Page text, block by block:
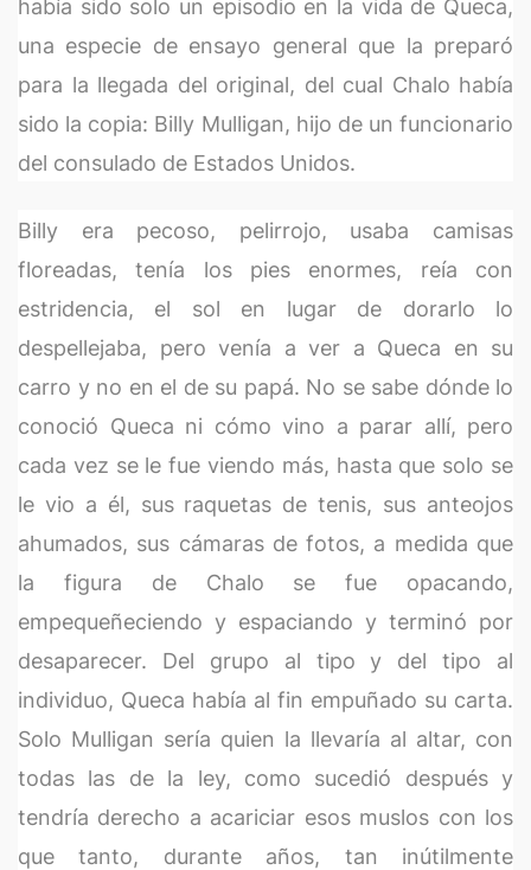
había sido solo un episodio en la vida de Queca,
una especie de ensayo general que la preparó
para la llegada del original, del cual Chalo había
sido la copia: Billy Mulligan, hijo de un funcionario
del consulado de Estados Unidos.
Billy era pecoso, pelirrojo, usaba camisas
floreadas, tenía los pies enormes, reía con
estridencia, el sol en lugar de dorarlo lo
despellejaba, pero venía a ver a Queca en su
carro y no en el de su papá. No se sabe dónde lo
conoció Queca ni cómo vino a parar allí, pero
cada vez se le fue viendo más, hasta que solo se
le vio a él, sus raquetas de tenis, sus anteojos
ahumados, sus cámaras de fotos, a medida que
la figura de Chalo se fue opacando,
empequeñeciendo y espaciando y terminó por
desaparecer. Del grupo al tipo y del tipo al
individuo, Queca había al fin empuñado su carta.
Solo Mulligan sería quien la llevaría al altar, con
todas las de la ley, como sucedió después y
tendría derecho a acariciar esos muslos con los
que tanto, durante años, tan inútilmente